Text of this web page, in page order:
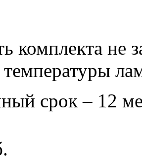
комплекта не
температуры
срок – 12